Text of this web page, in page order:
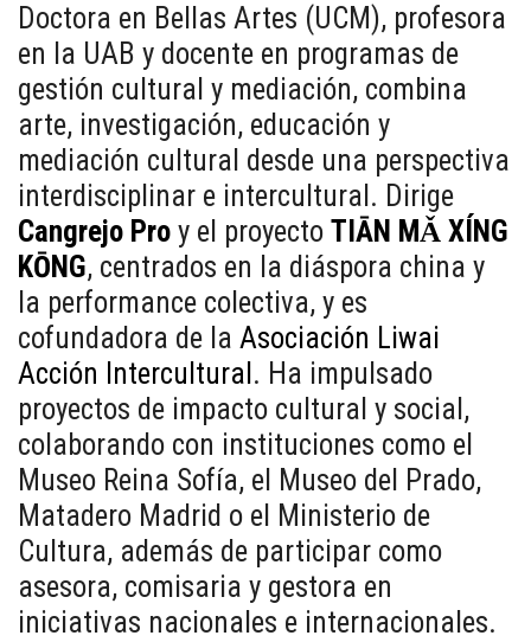
Doctora en Bellas Artes (UCM), profesora
en la UAB y docente en programas de
gestión cultural y mediación, combina
arte, investigación, educación y
mediación cultural desde una perspectiva
interdisciplinar e intercultural. Dirige
Cangrejo Pro y el proyecto TIĀN MǍ XÍNG
KŌNG, centrados en la diáspora china y
la performance colectiva, y es
cofundadora de la Asociación Liwai
Acción Intercultural . Ha impulsado
proyectos de impacto cultural y social,
colaborando con instituciones como el
Museo Reina Sofía, el Museo del Prado,
Matadero Madrid o el Ministerio de
Cultura, además de participar como
asesora, comisaria y gestora en
iniciativas nacionales e internacionales.